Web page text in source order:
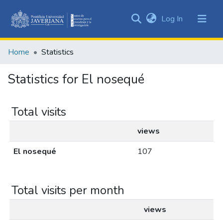
&
All of DSpace
Log In (current)
Home Statistics
Statistics for El nosequé
Total visits
views
El nosequé
107
Total visits per month
views